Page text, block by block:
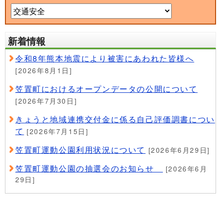
新着情報
令和8年熊本地震により被害にあわれた皆様へ
[2026年8月1日]
笠置町におけるオープンデータの公開について
[2026年7月30日]
きょうと地域連携交付金に係る自己評価調書につい
て [2026年7月15日]
笠置町運動公園利用状況について [2026年6月29日]
笠置町運動公園の抽選会のお知らせ [2026年6月
29日]